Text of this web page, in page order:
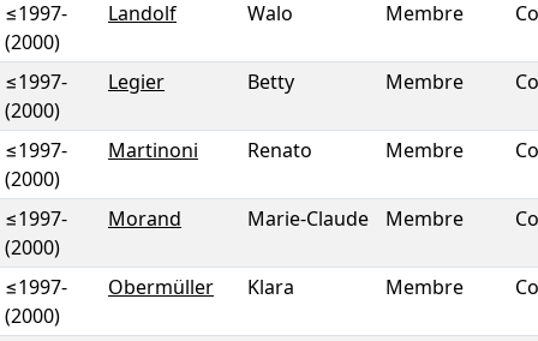
≤1997-
(2000)
Landolf Walo Membre
≤1997-
(2000)
Legier Betty Membre
≤1997-
(2000)
Martinoni Renato Membre
≤1997-
(2000)
Morand Marie-Claude Membre
≤1997-
(2000)
Obermüller Klara Membre